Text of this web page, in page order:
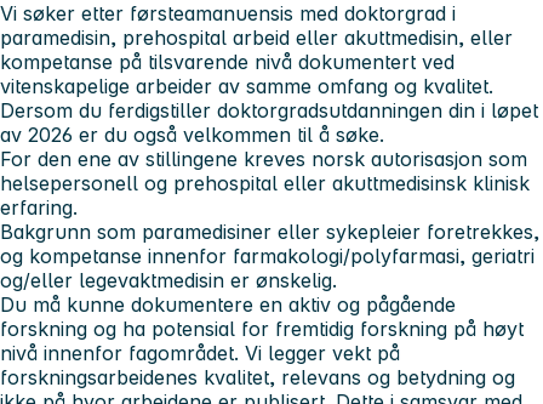
Vi søker etter førsteamanuensis med doktorgrad i
paramedisin, prehospital arbeid eller akuttmedisin, eller
kompetanse på tilsvarende nivå dokumentert ved
vitenskapelige arbeider av samme omfang og kvalitet.
Dersom du ferdigstiller doktorgradsutdanningen din i løpet
av 2026 er du også velkommen til å søke.
For den ene av stillingene kreves norsk autorisasjon som
helsepersonell og prehospital eller akuttmedisinsk klinisk
erfaring.
Bakgrunn som paramedisiner eller sykepleier foretrekkes,
og kompetanse innenfor farmakologi/polyfarmasi, geriatri
og/eller legevaktmedisin er ønskelig.
Du må kunne dokumentere en aktiv og pågående
forskning og ha potensial for fremtidig forskning på høyt
nivå innenfor fagområdet. Vi legger vekt på
forskningsarbeidenes kvalitet, relevans og betydning og